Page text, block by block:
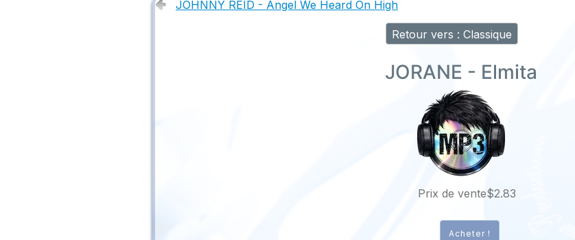
JOHNNY REID - Angel We Heard On High
Retour vers : Classique
JORANE - Elmita
Prix ​​de vente$2.83